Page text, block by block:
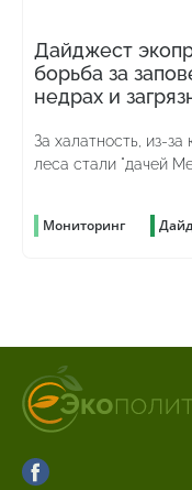
Дайджест
борьба за
недрах и
За халатность, из-за
леса стали "дачей
Мониторинг